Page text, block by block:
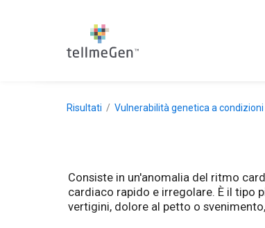
Risultati Vulnerabilità genetica a
Consiste in un'anomalia del ritmo
cardiaco rapido e irregolare. È il tipo
vertigini, dolore al petto o